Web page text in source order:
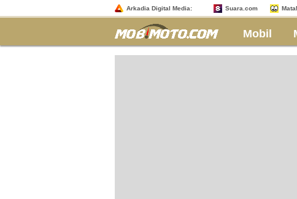
Arkadia Digital Media: Suara.com
Mobil